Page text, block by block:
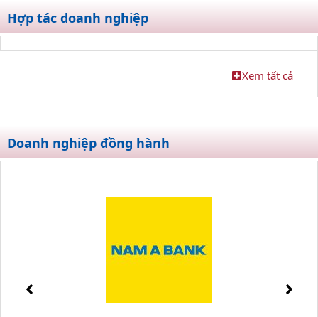
Hợp tác doanh nghiệp
Xem tất cả
Doanh nghiệp đồng hành